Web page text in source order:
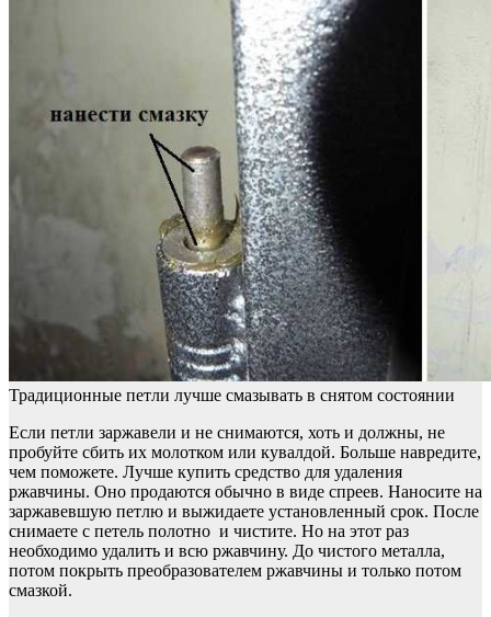
Традиционные петли лучше смазывать в снятом состоянии
Если петли заржавели и не снимаются, хоть и должны, не
пробуйте сбить их молотком или кувалдой. Больше навредите,
чем поможете. Лучше купить средство для удаления
ржавчины. Оно продаются обычно в виде спреев. Наносите на
заржавевшую петлю и выжидаете установленный срок. После
снимаете с петель полотно и чистите. Но на этот раз
необходимо удалить и всю ржавчину. До чистого металла,
потом покрыть преобразователем ржавчины и только потом
смазкой.